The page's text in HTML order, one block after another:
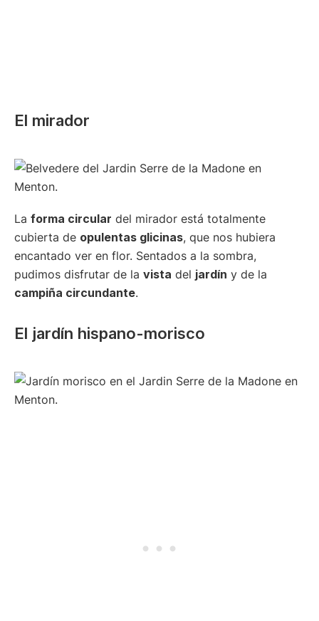
El mirador
La forma circular del mirador está totalmente
cubierta de opulentas glicinas, que nos hubiera
encantado ver en flor. Sentados a la sombra,
pudimos disfrutar de la vista del jardín y de la
campiña circundante.
El jardín hispano-morisco